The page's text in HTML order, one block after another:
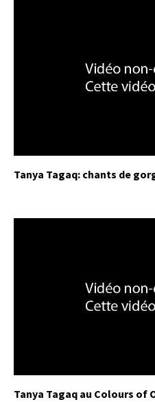
Tanya Tagaq: chants de
Tanya Tagaq au Colours of